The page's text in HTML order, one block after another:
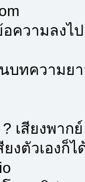
ความลงไ
บทความย
? เสียงพา
งตัวเองก็ไ